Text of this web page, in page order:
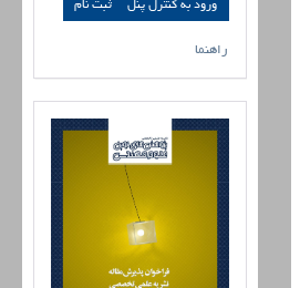
ورود به کنترل پنل
راهنما